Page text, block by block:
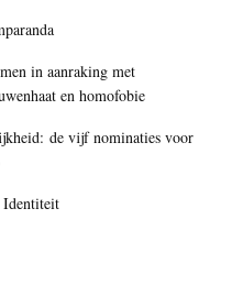
in aanraking met
en homofobie
de vijf nominaties voor
Identiteit